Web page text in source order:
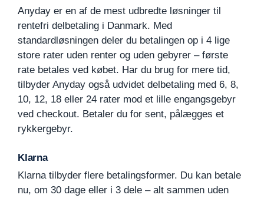
Anyday er en af de mest udbredte løsninger til
rentefri delbetaling i Danmark. Med
standardløsningen deler du betalingen op i 4 lige
store rater uden renter og uden gebyrer – første
rate betales ved købet. Har du brug for mere tid,
tilbyder Anyday også udvidet delbetaling med 6, 8,
10, 12, 18 eller 24 rater mod et lille engangsgebyr
ved checkout. Betaler du for sent, pålægges et
rykkergebyr.
Klarna
Klarna tilbyder flere betalingsformer. Du kan betale
nu, om 30 dage eller i 3 dele – alt sammen uden